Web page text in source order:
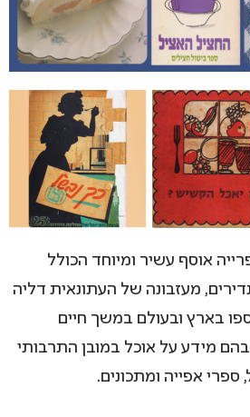
לספרייה אוסף עשיר ומיוחד הכולל
נדירים, מעזבונה של העתונאית דליה
בארץ ובעולם במשך חיים
מידע על אוכל במובן התרבותי
ספרי אפייה ומתכונים.